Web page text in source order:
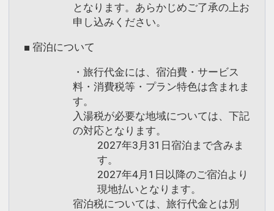
となります。あらかじめご了承の上お
申し込みください。
■ 宿泊について
・旅行代金には、宿泊費・サービス
料・消費税等・プラン特色は含まれま
す。
入湯税が必要な地域については、下記
の対応となります。
2027年3月31日宿泊まで含みま
す。
2027年4月1日以降のご宿泊より
現地払いとなります。
宿泊税については、旅行代金とは別